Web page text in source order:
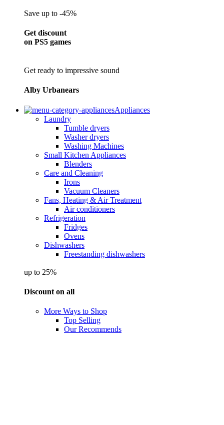
Save up to -45%
Get discount
on PS5 games
Get ready to impressive sound
Alby Urbanears
Appliances
Laundry
Tumble dryers
Washer dryers
Washing Machines
Small Kitchen Appliances
Blenders
Care and Cleaning
Irons
Vacuum Cleaners
Fans, Heating & Air Treatment
Air conditioners
Refrigeration
Fridges
Ovens
Dishwashers
Freestanding dishwashers
up to 25%
Discount on all
More Ways to Shop
Top Selling
Our Recommends